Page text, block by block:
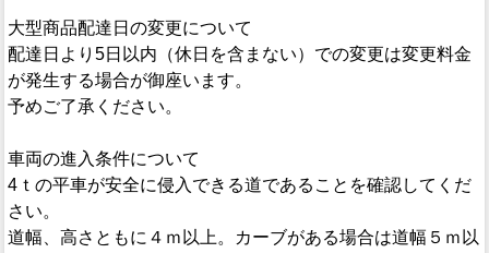
大型商品配達日の変更について
配達日より5日以内（休日を含まない）での変更は変更料金
が発生する場合が御座います。
予めご了承ください。
車両の進入条件について
4ｔの平車が安全に侵入できる道であることを確認してくだ
さい。
道幅、高さともに４ｍ以上。カーブがある場合は道幅５ｍ以